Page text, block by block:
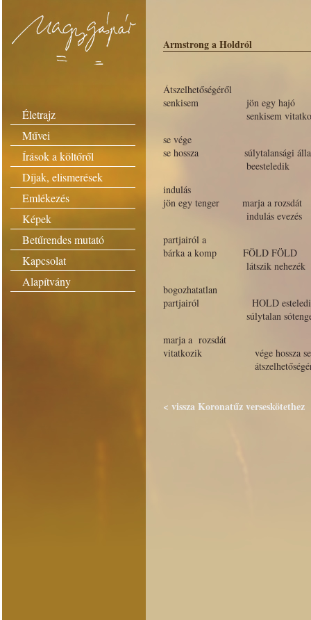
Életrajz
Művei
Írások a költőről
Díjak, elismerések
Emlékezés
Képek
Betűrendes mutató
Kapcsolat
Alapítvány
Armstrong a Holdról
Átszelhetőségéről
senkisem jön egy hajó
senkisem
se vége
se hossza súlytalansági
beesteledik
indulás
jön egy tenger marja a rozsdát
indulás evezés
partjairól a
bárka a komp FÖLD FÖLD
látszik nehezék
bogozhatatlan
partjairól HOLD
súlytalan
marja a rozsdát
vitatkozik vége hossza se
< vissza Koronatűz verseskötethez